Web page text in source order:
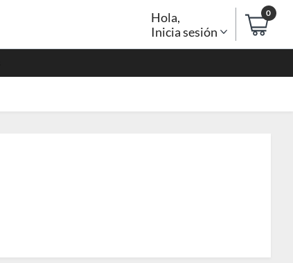
Hola,
Inicia sesión
0